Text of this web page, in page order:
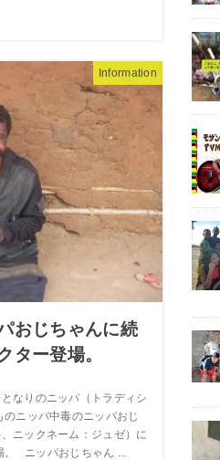
Information
おじちゃんに続
ター登場。
なりのニッパ（トラディシ
のニッパ中毒のニッパおじ
ニックネーム：ジュゼ）に
。 ニッパおじちゃん ...